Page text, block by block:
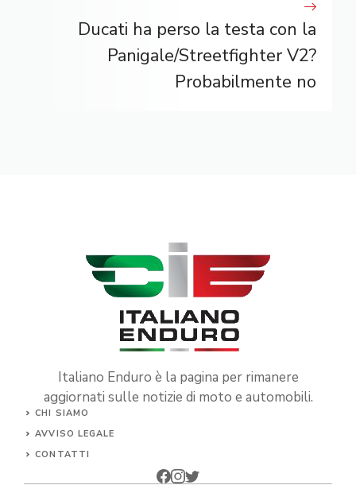
Ducati ha perso la testa con la
Panigale/Streetfighter V2?
Probabilmente no
Italiano Enduro è la pagina per rimanere
aggiornati sulle notizie di moto e automobili.
CHI SIAMO
AVVISO LEGALE
CONTATTI